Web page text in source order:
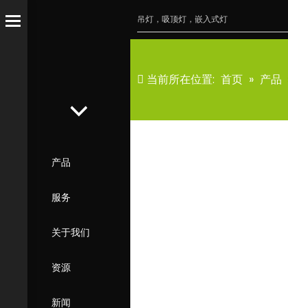
产品
服务
关于我们
资源
新闻
当前所在位置: 首页 » 产品